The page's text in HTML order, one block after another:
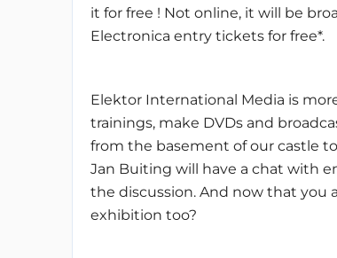
it for free ! Not online, it will be
Electronica entry tickets for free*.
Elektor International Media is
trainings, make DVDs and
from the basement of our castle
Jan Buiting will have a chat with
the discussion. And now that you
exhibition too?